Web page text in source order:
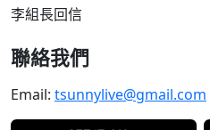
李組長回信
聯絡我們
Email: tsunnylive@gmail.com